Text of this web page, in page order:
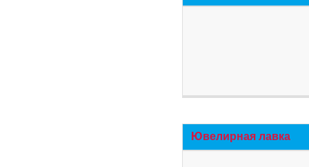
Ювелирная лавка